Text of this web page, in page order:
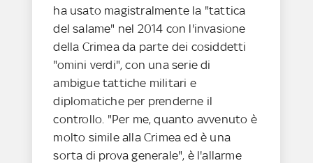
ha usato magistralmente la "tattica
del salame" nel 2014 con l'invasione
della Crimea da parte dei cosiddetti
"omini verdi", con una serie di
ambigue tattiche militari e
diplomatiche per prenderne il
controllo. "Per me, quanto avvenuto è
molto simile alla Crimea ed è una
sorta di prova generale", è l'allarme